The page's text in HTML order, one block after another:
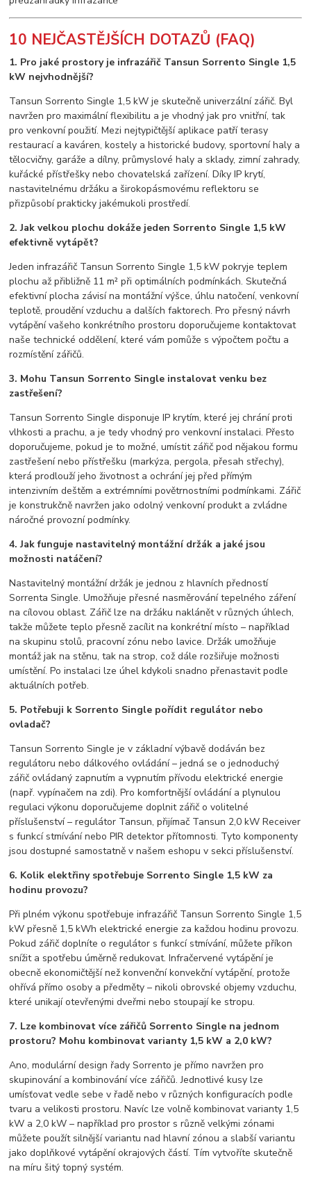
10 NEJČASTĚJŠÍCH DOTAZŮ (FAQ)
1. Pro jaké prostory je infrazářič Tansun Sorrento Single 1,5
kW nejvhodnější?
Tansun Sorrento Single 1,5 kW je skutečně univerzální zářič. Byl
navržen pro maximální flexibilitu a je vhodný jak pro vnitřní, tak
pro venkovní použití. Mezi nejtypičtější aplikace patří terasy
restaurací a kaváren, kostely a historické budovy, sportovní haly a
tělocvičny, garáže a dílny, průmyslové haly a sklady, zimní zahrady,
kuřácké přístřešky nebo chovatelská zařízení. Díky IP krytí,
nastavitelnému držáku a širokopásmovému reflektoru se
přizpůsobí prakticky jakémukoli prostředí.
2. Jak velkou plochu dokáže jeden Sorrento Single 1,5 kW
efektivně vytápět?
Jeden infrazářič Tansun Sorrento Single 1,5 kW pokryje teplem
plochu až přibližně 11 m² při optimálních podmínkách. Skutečná
efektivní plocha závisí na montážní výšce, úhlu natočení, venkovní
teplotě, proudění vzduchu a dalších faktorech. Pro přesný návrh
vytápění vašeho konkrétního prostoru doporučujeme kontaktovat
naše technické oddělení, které vám pomůže s výpočtem počtu a
rozmístění zářičů.
3. Mohu Tansun Sorrento Single instalovat venku bez
zastřešení?
Tansun Sorrento Single disponuje IP krytím, které jej chrání proti
vlhkosti a prachu, a je tedy vhodný pro venkovní instalaci. Přesto
doporučujeme, pokud je to možné, umístit zářič pod nějakou formu
zastřešení nebo přístřešku (markýza, pergola, přesah střechy),
která prodlouží jeho životnost a ochrání jej před přímým
intenzivním deštěm a extrémními povětrnostními podmínkami. Zářič
je konstrukčně navržen jako odolný venkovní produkt a zvládne
náročné provozní podmínky.
4. Jak funguje nastavitelný montážní držák a jaké jsou
možnosti natáčení?
Nastavitelný montážní držák je jednou z hlavních předností
Sorrenta Single. Umožňuje přesné nasměrování tepelného záření
na cílovou oblast. Zářič lze na držáku naklánět v různých úhlech,
takže můžete teplo přesně zacílit na konkrétní místo – například
na skupinu stolů, pracovní zónu nebo lavice. Držák umožňuje
montáž jak na stěnu, tak na strop, což dále rozšiřuje možnosti
umístění. Po instalaci lze úhel kdykoli snadno přenastavit podle
aktuálních potřeb.
5. Potřebuji k Sorrento Single pořídit regulátor nebo
ovladač?
Tansun Sorrento Single je v základní výbavě dodáván bez
regulátoru nebo dálkového ovládání – jedná se o jednoduchý
zářič ovládaný zapnutím a vypnutím přívodu elektrické energie
(např. vypínačem na zdi). Pro komfortnější ovládání a plynulou
regulaci výkonu doporučujeme doplnit zářič o volitelné
příslušenství – regulátor Tansun, přijímač Tansun 2,0 kW Receiver
s funkcí stmívání nebo PIR detektor přítomnosti. Tyto komponenty
jsou dostupné samostatně v našem eshopu v sekci příslušenství.
6. Kolik elektřiny spotřebuje Sorrento Single 1,5 kW za
hodinu provozu?
Při plném výkonu spotřebuje infrazářič Tansun Sorrento Single 1,5
kW přesně 1,5 kWh elektrické energie za každou hodinu provozu.
Pokud zářič doplníte o regulátor s funkcí stmívání, můžete příkon
snížit a spotřebu úměrně redukovat. Infračervené vytápění je
obecně ekonomičtější než konvenční konvekční vytápění, protože
ohřívá přímo osoby a předměty – nikoli obrovské objemy vzduchu,
které unikají otevřenými dveřmi nebo stoupají ke stropu.
7. Lze kombinovat více zářičů Sorrento Single na jednom
prostoru? Mohu kombinovat varianty 1,5 kW a 2,0 kW?
Ano, modulární design řady Sorrento je přímo navržen pro
skupinování a kombinování více zářičů. Jednotlivé kusy lze
umísťovat vedle sebe v řadě nebo v různých konfiguracích podle
tvaru a velikosti prostoru. Navíc lze volně kombinovat varianty 1,5
kW a 2,0 kW – například pro prostor s různě velkými zónami
můžete použít silnější variantu nad hlavní zónou a slabší variantu
jako doplňkové vytápění okrajových částí. Tím vytvoříte skutečně
na míru šitý topný systém.